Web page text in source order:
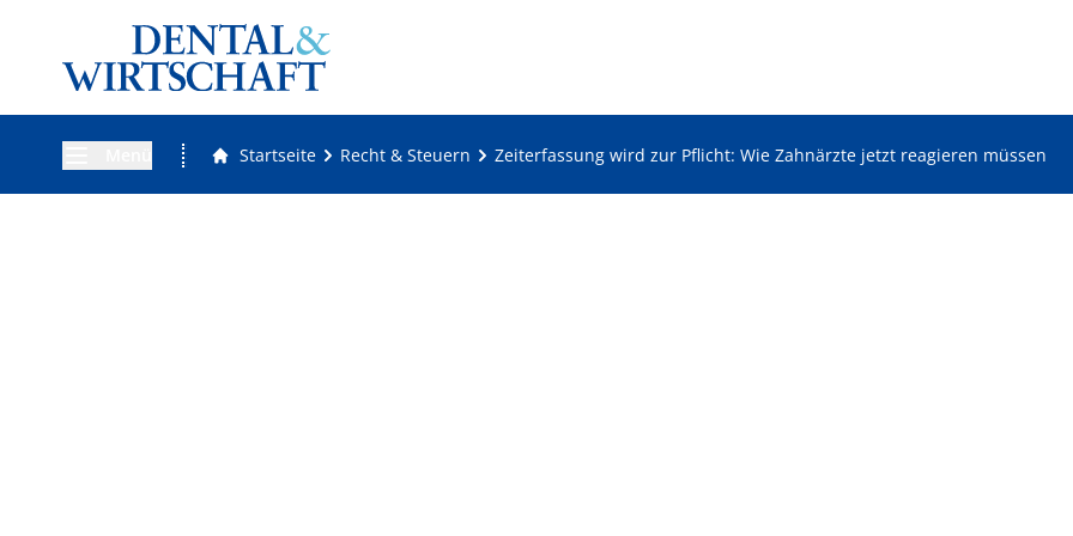
Startseite Recht & Steuern Zeiterfassung wird zur Pflicht: Wie Zahnärzte jetzt reagieren müssen